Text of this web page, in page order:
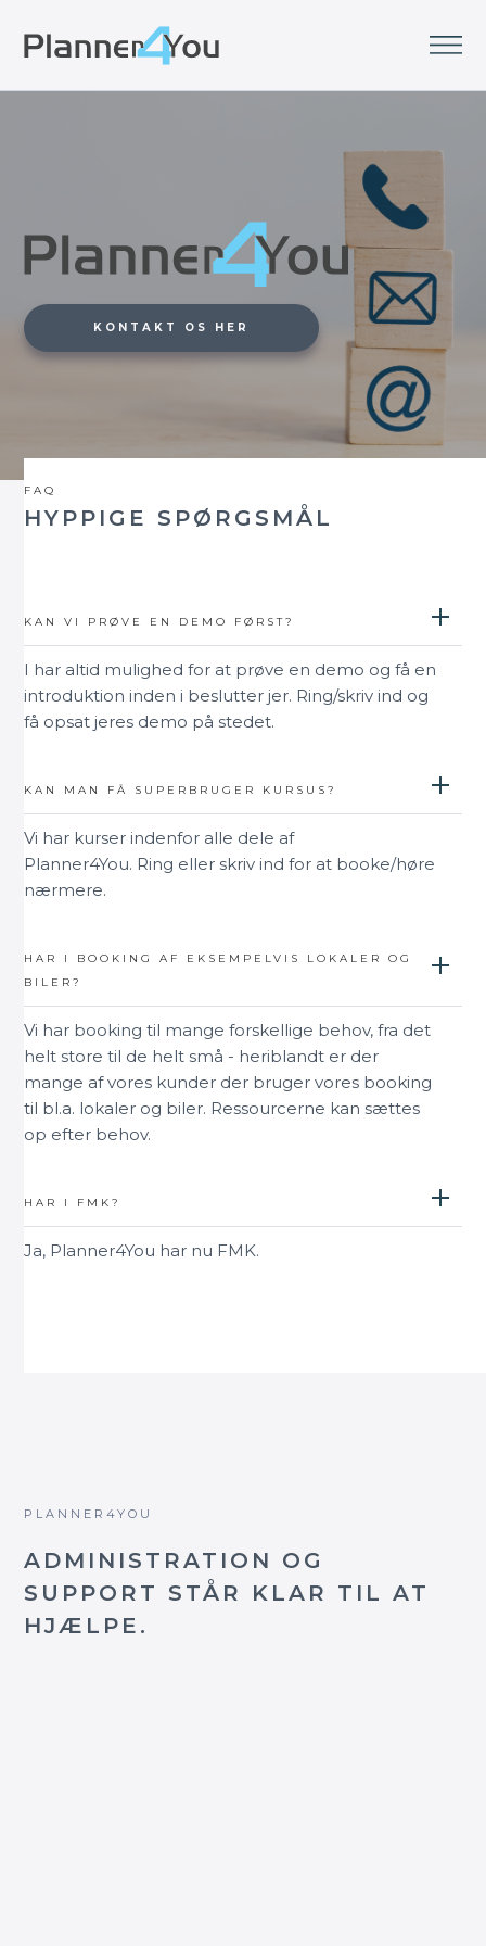
KONTAKT OS HER
FAQ
HYPPIGE SPØRGSMÅL
KAN VI PRØVE EN DEMO FØRST?
I har altid mulighed for at prøve en demo og få en
introduktion inden i beslutter jer. Ring/skriv ind og
få opsat jeres demo på stedet.
KAN MAN FÅ SUPERBRUGER KURSUS?
Vi har kurser indenfor alle dele af
Planner4You. Ring eller skriv ind for at booke/høre
nærmere.
HAR I BOOKING AF EKSEMPELVIS LOKALER OG
BILER?
Vi har booking til mange forskellige behov, fra det
helt store til de helt små - heriblandt er der
mange af vores kunder der bruger vores booking
til bl.a. lokaler og biler. Ressourcerne kan sættes
op efter behov.
HAR I FMK?
Ja, Planner4You har nu FMK.
PLANNER4YOU
ADMINISTRATION OG
SUPPORT STÅR KLAR TIL AT
HJÆLPE.